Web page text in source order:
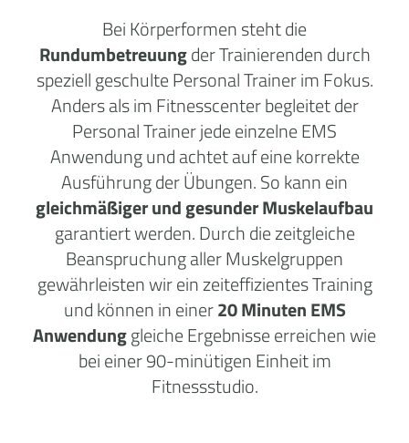
Bei Körperformen steht die
Rundumbetreuungder Trainierenden durch
speziell geschulte Personal Trainer im Fokus.
Anders als im Fitnesscenter begleitet der
Personal Trainer jede einzelne EMS
Anwendung und achtet auf eine korrekte
Ausführung der Übungen. So kann ein
gleichmäßiger und gesunder Muskelaufbau
garantiert werden. Durch die zeitgleiche
Beanspruchung aller Muskelgruppen
gewährleisten wir ein zeiteffizientes Training
und können in einer20 Minuten EMS
Anwendunggleiche Ergebnisse erreichen wie
bei einer 90-minütigen Einheit im
Fitnessstudio.